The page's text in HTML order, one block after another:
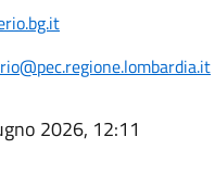
2026, 12:11